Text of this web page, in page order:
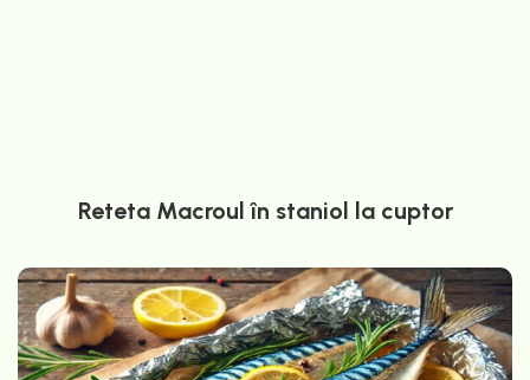
Reteta Macroul în staniol la cuptor